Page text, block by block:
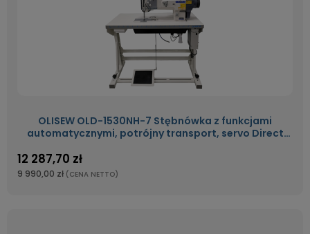
OLISEW OLD-1530NH-7 Stębnówka z funkcjami
automatycznymi, potrójny transport, servo Direct
12 287,70 zł
9 990,00 zł (CENA NETTO)